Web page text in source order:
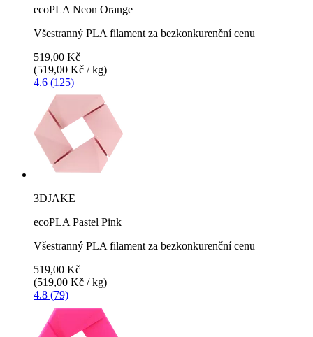
ecoPLA Neon Orange
Všestranný PLA filament za bezkonkurenční cenu
519,00 Kč
(519,00 Kč / kg)
4.6 (125)
3DJAKE
ecoPLA Pastel Pink
Všestranný PLA filament za bezkonkurenční cenu
519,00 Kč
(519,00 Kč / kg)
4.8 (79)